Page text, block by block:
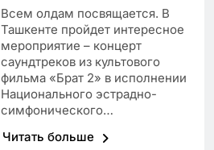
Всем олдам посвящается. В
Ташкенте пройдет интересное
мероприятие – концерт
саундтреков из культового
фильма «Брат 2» в исполнении
Национального эстрадно-
симфонического…
Читать больше